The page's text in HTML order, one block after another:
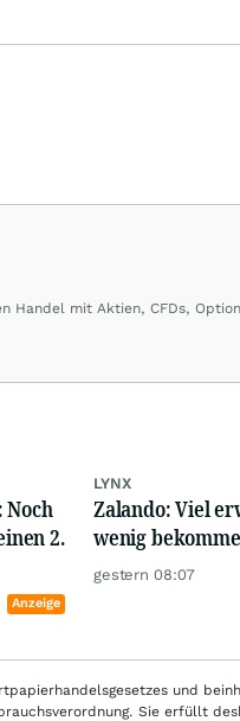
mit Aktien, CFDs,
Noch
2.
Anzeige
LYNX
Zalando: Viel
wenig
gestern 08:07
und
Sie erfüllt